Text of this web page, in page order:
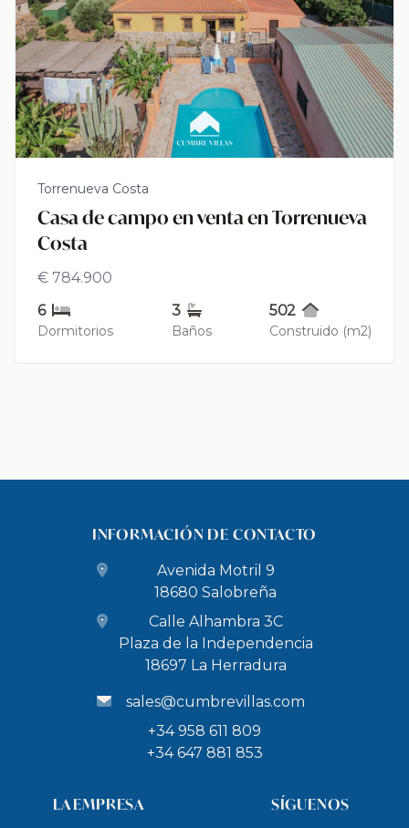
Torrenueva Costa
Casa de campo en venta en Torrenueva
Costa
€ 784.900
6
Dormitorios
3
Baños
502
Construido (m2)
INFORMACIÓN DE CONTACTO
Avenida Motril 9
18680 Salobreña
Calle Alhambra 3C
Plaza de la Independencia
18697 La Herradura
sales@cumbrevillas.com
+34 958 611 809
+34 647 881 853
LA EMPRESA SÍGUENOS